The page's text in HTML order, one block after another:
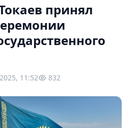
принял
11:52 832